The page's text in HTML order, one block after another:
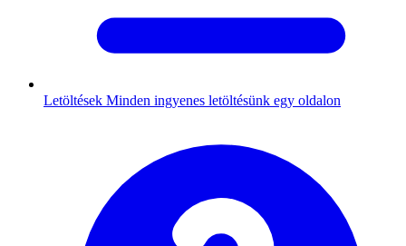
Letöltések Minden ingyenes letöltésünk egy oldalon